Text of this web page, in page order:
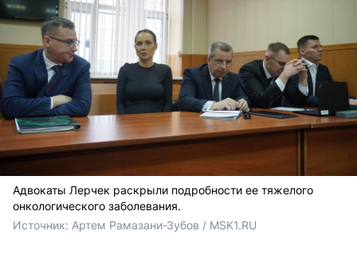
Адвокаты Лерчек раскрыли подробности ее тяжелого
онкологического заболевания.
Источник: Артем Рамазани-Зубов / MSK1.RU